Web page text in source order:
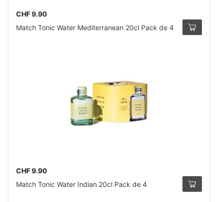
CHF 9.90
Match Tonic Water Mediterranean 20cl Pack de 4
CHF 9.90
Match Tonic Water Indian 20cl Pack de 4